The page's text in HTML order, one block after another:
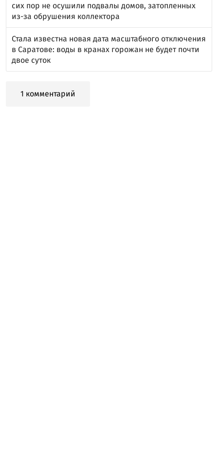
сих пор не осушили подвалы домов, затопленных
из-за обрушения коллектора
Стала известна новая дата масштабного отключения
в Саратове: воды в кранах горожан не будет почти
двое суток
1 комментарий